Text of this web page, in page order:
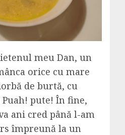
meu Dan, un
orice cu mare
de burtă, cu
pute! În fine,
ani cred până l-am
împreună la un